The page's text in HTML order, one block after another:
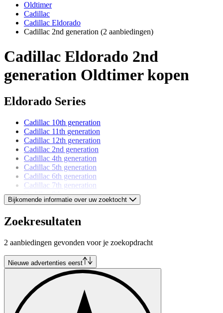
Oldtimer
Cadillac
Cadillac Eldorado
Cadillac 2nd generation (2 aanbiedingen)
Cadillac Eldorado 2nd
generation Oldtimer kopen
Eldorado Series
Cadillac 10th generation
Cadillac 11th generation
Cadillac 12th generation
Cadillac 2nd generation
Cadillac 4th generation
Cadillac 5th generation
Cadillac 6th generation
Cadillac 7th generation
Cadillac 8th generation
Cadillac 9th generation
Cadillac models
Cadillac Allanté
Cadillac Brougham
Cadillac DeVille
Cadillac Fleetwood
Cadillac Series 353
Cadillac Series 60
Cadillac Series 62
Cadillac Series 75
Bijkomende informatie over uw zoektocht
Zoekresultaten
2 aanbiedingen gevonden voor je zoekopdracht
Nieuwe advertenties eerst